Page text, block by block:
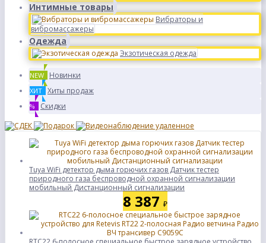
Интимные товары
Вибраторы и
вибромассажеры
Одежда
Экзотическая одежда
NEW Новинки
ХИТ Хиты продаж
% Скидки
Tuya WiFi детектор дыма горючих газов Датчик тестер
природного газа беспроводной охранной сигнализации
мобильный Дистанционный сигнализации
8 387 ₽